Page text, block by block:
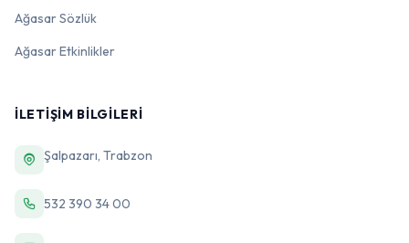
Ağasar Sözlük
Ağasar Etkinlikler
İLETIŞIM BILGILERI
Şalpazarı, Trabzon
532 390 34 00